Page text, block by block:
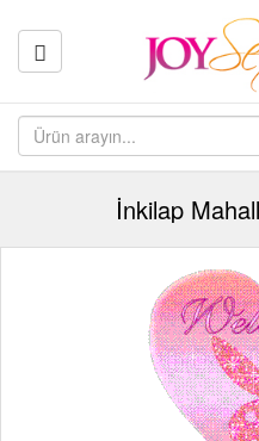
İnkilap